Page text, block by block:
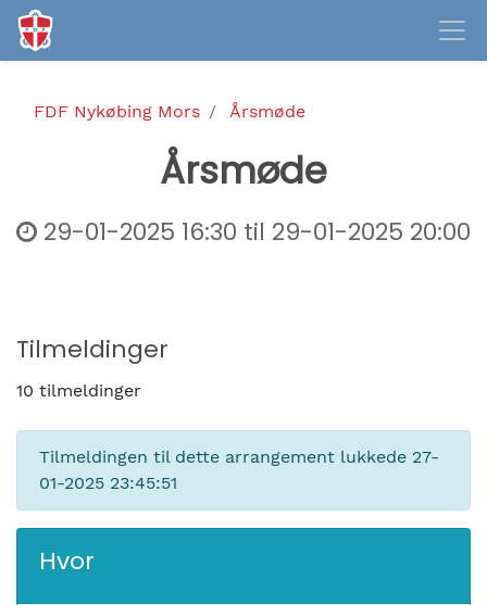
FDF Nykøbing Mors Årsmøde
Årsmøde
29-01-2025 16:30 til 29-01-2025 20:00
Tilmeldinger
10 tilmeldinger
Tilmeldingen til dette arrangement lukkede 27-
01-2025 23:45:51
Hvor